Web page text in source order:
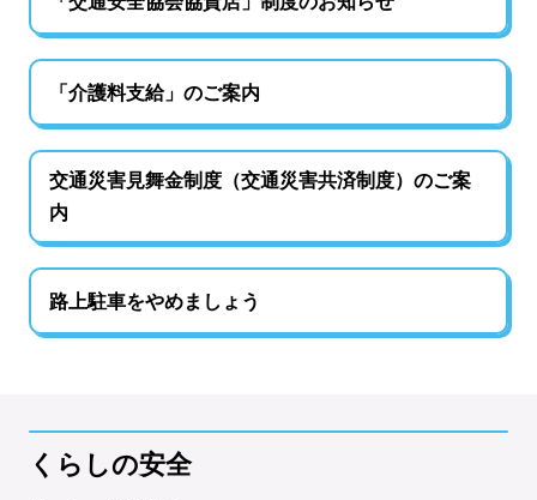
「介護料支給」のご案内
交通災害見舞金制度（交通災害共済制度）のご案
内
路上駐車をやめましょう
くらしの安全